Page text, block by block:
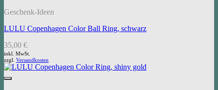
Geschenk-Ideen
LULU Copenhagen Color Ball Ring, schwarz
35,00 €
inkl. MwSt.
zzgl. Versandkosten